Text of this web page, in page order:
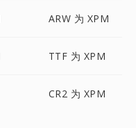
ARW 为 XPM
TTF 为 XPM
CR2 为 XPM